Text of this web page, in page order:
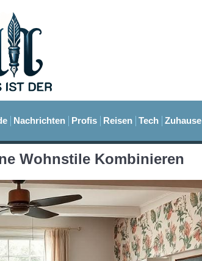
Nachrichten Profis Reisen Tech Zuhause
Wohnstile Kombinieren